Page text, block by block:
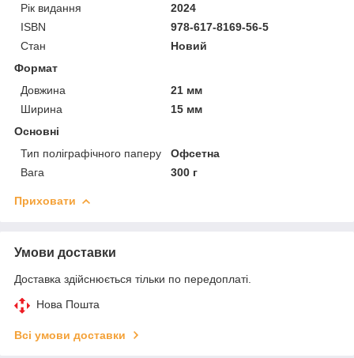
Рік видання
2024
ISBN
978-617-8169-56-5
Стан
Новий
Формат
Довжина
21 мм
Ширина
15 мм
Основні
Тип поліграфічного паперу
Офсетна
Вага
300 г
Приховати
Умови доставки
Доставка здійснюється тільки по передоплаті.
Нова Пошта
Всі умови доставки